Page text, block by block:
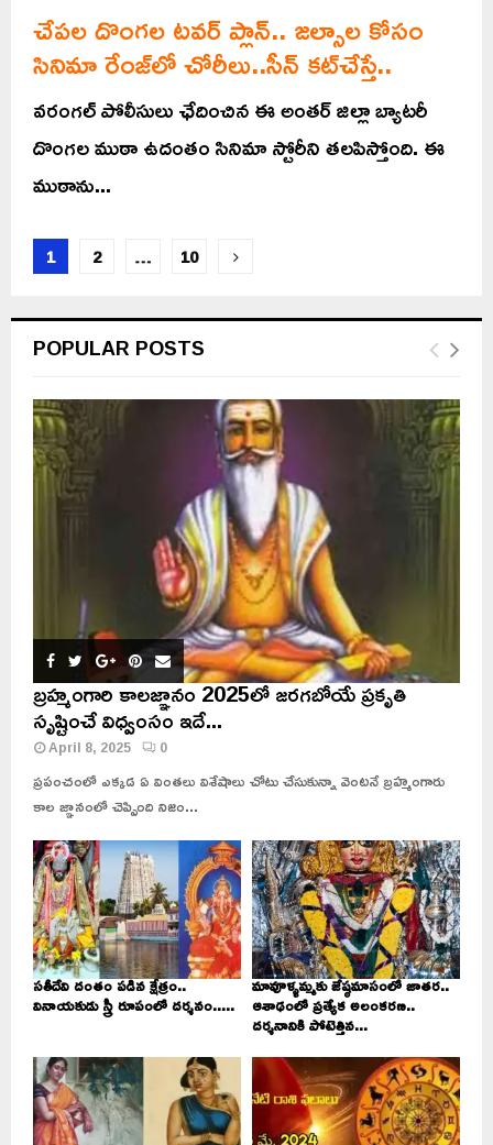
చేపల దొంగల టవర్ ప్లాన్.. జల్సాల కోసం
సినిమా రేంజ్‌లో చోరీలు..సీన్‌ కట్‌చేస్తే..
వరంగల్ పోలీసులు ఛేదించిన ఈ అంతర్ జిల్లా బ్యాటరీ
దొంగల ముఠా ఉదంతం సినిమా స్టోరీని తలపిస్తోంది. ఈ
ముఠాను...
Posts
1 2 … 10
POPULAR POSTS
బ్రహ్మంగారి కాలజ్ఞానం 2025లో జరగబోయే ప్రకృతి
సృష్టించే విధ్వంసం ఇదే...
April 8, 2025 0
ప్రపంచంలో ఎక్కడ ఏ వింతలు విశేషాలు చోటు చేసుకున్నా వెంటనే బ్రహ్మంగారు
కాల జ్ఞానంలో చెప్పింది నిజం...
సతీదేవి దంతం పడిన క్షేత్రం..
వినాయకుడు స్త్రీ రూపంలో దర్శనం.....
మావూళ్ళమ్మకు జేష్ఠమాసంలో జాతర..
ఆశాఢంలో ప్రత్యేక అలంకరణ..
దర్శనానికి పోటెత్తిన...